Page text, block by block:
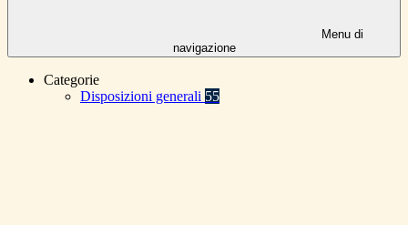
Menu di
navigazione
Categorie
Disposizioni generali 55